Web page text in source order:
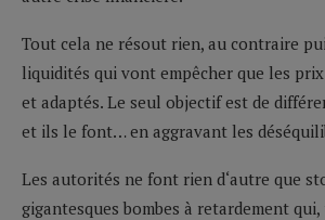
Tout cela ne résout rien, au contraire
liquidités qui vont empêcher que les
et adaptés. Le seul objectif est de
et ils le font… en aggravant les
Les autorités ne font rien d‘autre que
gigantesques bombes à retardement